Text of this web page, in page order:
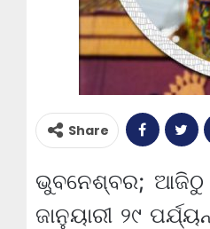
Share
ଭୁବନେଶ୍ବର; ଆଜିଠୁ
ଜାନୁୟାରୀ ୨୯